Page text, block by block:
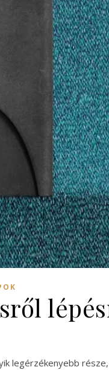
legérzékenyebb